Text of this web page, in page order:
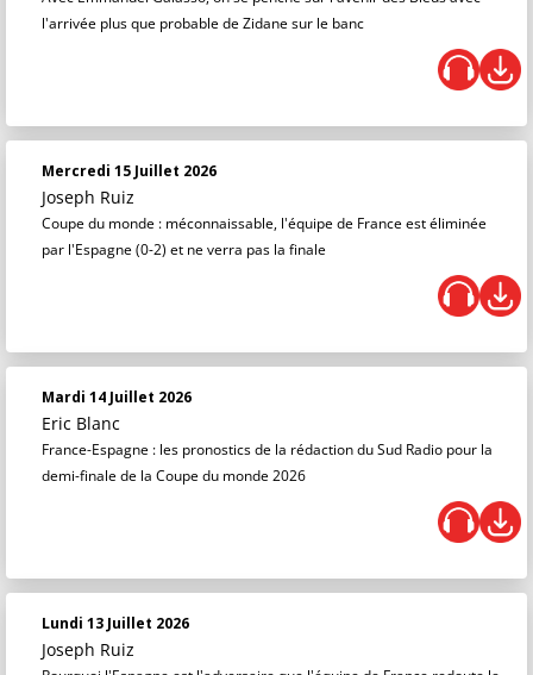
l'arrivée plus que probable de Zidane sur le banc
Mercredi 15 Juillet 2026
Joseph Ruiz
Coupe du monde : méconnaissable, l'équipe de France est éliminée
par l'Espagne (0-2) et ne verra pas la finale
Mardi 14 Juillet 2026
Eric Blanc
France-Espagne : les pronostics de la rédaction du Sud Radio pour la
demi-finale de la Coupe du monde 2026
Lundi 13 Juillet 2026
Joseph Ruiz